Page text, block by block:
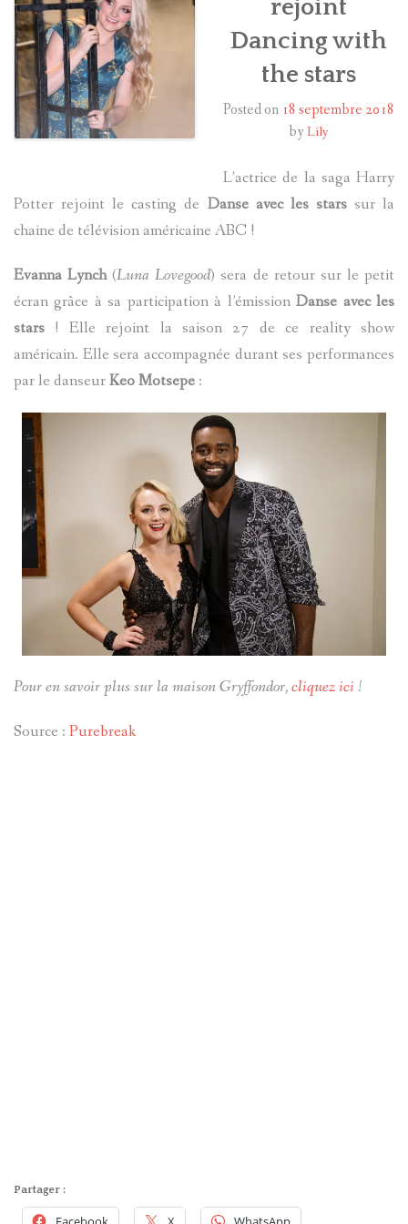
HARRY POTTER
LES ACTEURS
J.K. ROWLING
A PROPOS
rejoint
Dancing with
the stars
Posted on 18 septembre 2018
by Lily
L’actrice de la saga Harry
Potter rejoint le casting de Danse avec les starssur la
chaine de télévision américaine ABC !
Evanna Lynch(Luna Lovegood) sera de retour sur le petit
écran grâce à sa participation à l’émissionDanse avec les
stars ! Elle rejoint la saison 27 de ce reality show
américain. Elle sera accompagnée durant ses performances
par le danseurKeo Motsepe :
Pour en savoir plus sur la maison Gryffondor,cliquez ici !
Source : Purebreak
Partager :